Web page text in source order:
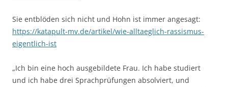
Sie entblöden sich nicht und Hohn ist immer angesagt:
https://katapult-mv.de/artikel/wie-alltaeglich-rassismus-
eigentlich-ist
„Ich bin eine hoch ausgebildete Frau. Ich habe studiert
und ich habe drei Sprachprüfungen absolviert, und